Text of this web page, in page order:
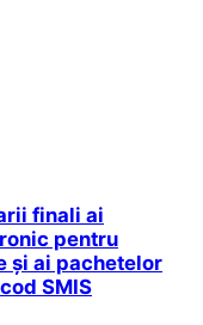
finali ai
pentru
și ai pachetelor
SMIS